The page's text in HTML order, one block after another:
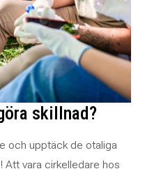
skillnad?
och upptäck de otaliga
Att vara cirkelledare hos